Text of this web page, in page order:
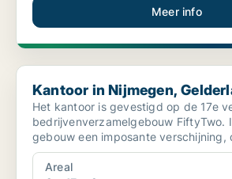
Meer info
Kantoor in Nijmegen, Gelderland
Kantoor in Nijmegen,
Het kantoor is gevestigd op de 17e
bedrijvenverzamelgebouw FiftyTwo.
gebouw een imposante verschijning,
lichten ...
Areal